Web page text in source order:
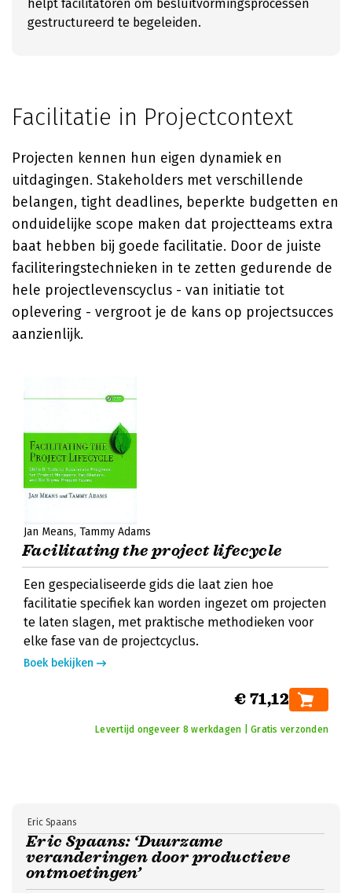
helpt facilitatoren om besluitvormingsprocessen
gestructureerd te begeleiden.
Facilitatie in Projectcontext
Projecten kennen hun eigen dynamiek en
uitdagingen. Stakeholders met verschillende
belangen, tight deadlines, beperkte budgetten en
onduidelijke scope maken dat projectteams extra
baat hebben bij goede facilitatie. Door de juiste
faciliteringstechnieken in te zetten gedurende de
hele projectlevenscyclus - van initiatie tot
oplevering - vergroot je de kans op projectsucces
aanzienlijk.
Jan Means Tammy Adams
Facilitating the project lifecycle
Een gespecialiseerde gids die laat zien hoe
facilitatie specifiek kan worden ingezet om projecten
te laten slagen, met praktische methodieken voor
elke fase van de projectcyclus.
Boek bekijken
€ 71,12
Levertijd ongeveer 8 werkdagen | Gratis verzonden
Eric Spaans: ‘Duurzame
veranderingen door productieve
ontmoetingen’
Eric Spaans